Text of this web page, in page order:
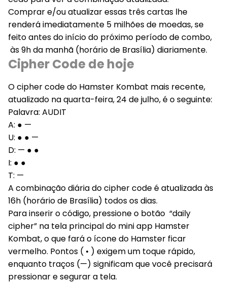
Comprar e/ou atualizar essas três cartas lhe
renderá imediatamente 5 milhões de moedas, se
feito antes do início do próximo período de combo,
às 9h da manhã (horário de Brasília) diariamente.
Cipher Code de hoje
O cipher code do Hamster Kombat mais recente,
atualizado na quarta-feira, 24 de julho, é o seguinte:
Palavra: AUDIT
A: ● —
U: ● ● —
D: — ● ●
I: ● ●
T: —
A combinação diária do cipher code é atualizada às
16h (horário de Brasília) todos os dias.
Para inserir o código, pressione o botão “daily
cipher” na tela principal do mini app Hamster
Kombat, o que fará o ícone do Hamster ficar
vermelho. Pontos ( • ) exigem um toque rápido,
enquanto traços (—) significam que você precisará
pressionar e segurar a tela.